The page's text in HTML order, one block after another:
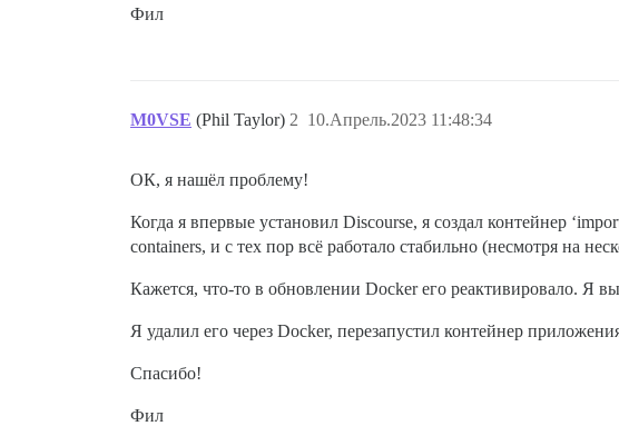
Фил
M0VSE (Phil Taylor) 10.Апрель.2023 11:48:34
2
ОК, я нашёл проблему!
Когда я впервые установил Discourse, я создал контейнер
containers, и с тех пор всё работало стабильно (несмотря на
Кажется, что-то в обновлении Docker его реактивировало. Я
Я удалил его через Docker, перезапустил контейнер
Спасибо!
Фил